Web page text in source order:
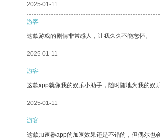
2025-01-11
游客
这款游戏的剧情非常感人，让我久久不能忘怀。
2025-01-11
游客
这款app就像我的娱乐小助手，随时随地为我的娱
2025-01-11
游客
这款加速器app的加速效果还是不错的，但偶尔也